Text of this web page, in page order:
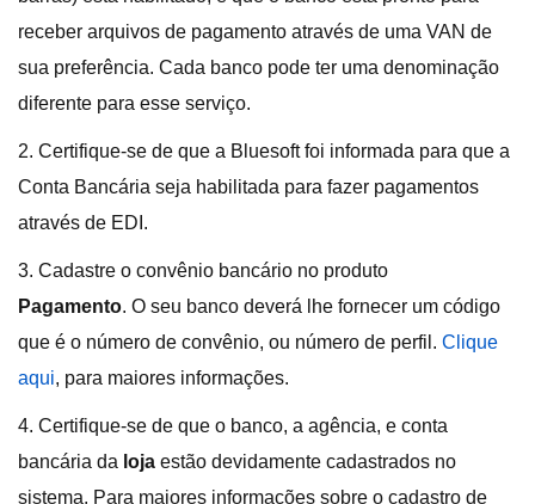
receber arquivos de pagamento através de uma VAN de
sua preferência. Cada banco pode ter uma denominação
diferente para esse serviço.
2. Certifique-se de que a Bluesoft foi informada para que a
Conta Bancária seja habilitada para fazer pagamentos
através de EDI.
3. Cadastre o convênio bancário no produto
Pagamento. O seu banco deverá lhe fornecer um código
que é o número de convênio, ou número de perfil. Clique
aqui, para maiores informações.
4. Certifique-se de que o banco, a agência, e conta
bancária da loja estão devidamente cadastrados no
sistema. Para maiores informações sobre o cadastro de